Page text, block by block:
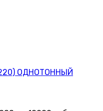
ОДНОТОННЫЙ